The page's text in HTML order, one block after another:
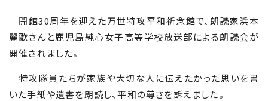
開館30周年を迎えた万世特攻平和祈念館で、朗読家浜本
麗歌さんと鹿児島純心女子高等学校放送部による朗読会が
開催されました。
特攻隊員たちが家族や大切な人に伝えたかった思いを書
いた手紙や遺書を朗読し、平和の尊さを訴えました。